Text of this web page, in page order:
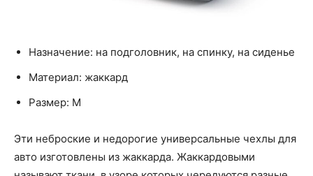
Назначение: на подголовник, на спинку, на сиденье
Материал: жаккард
Размер: M
Эти неброские и недорогие универсальные чехлы для
авто изготовлены из жаккарда. Жаккардовыми